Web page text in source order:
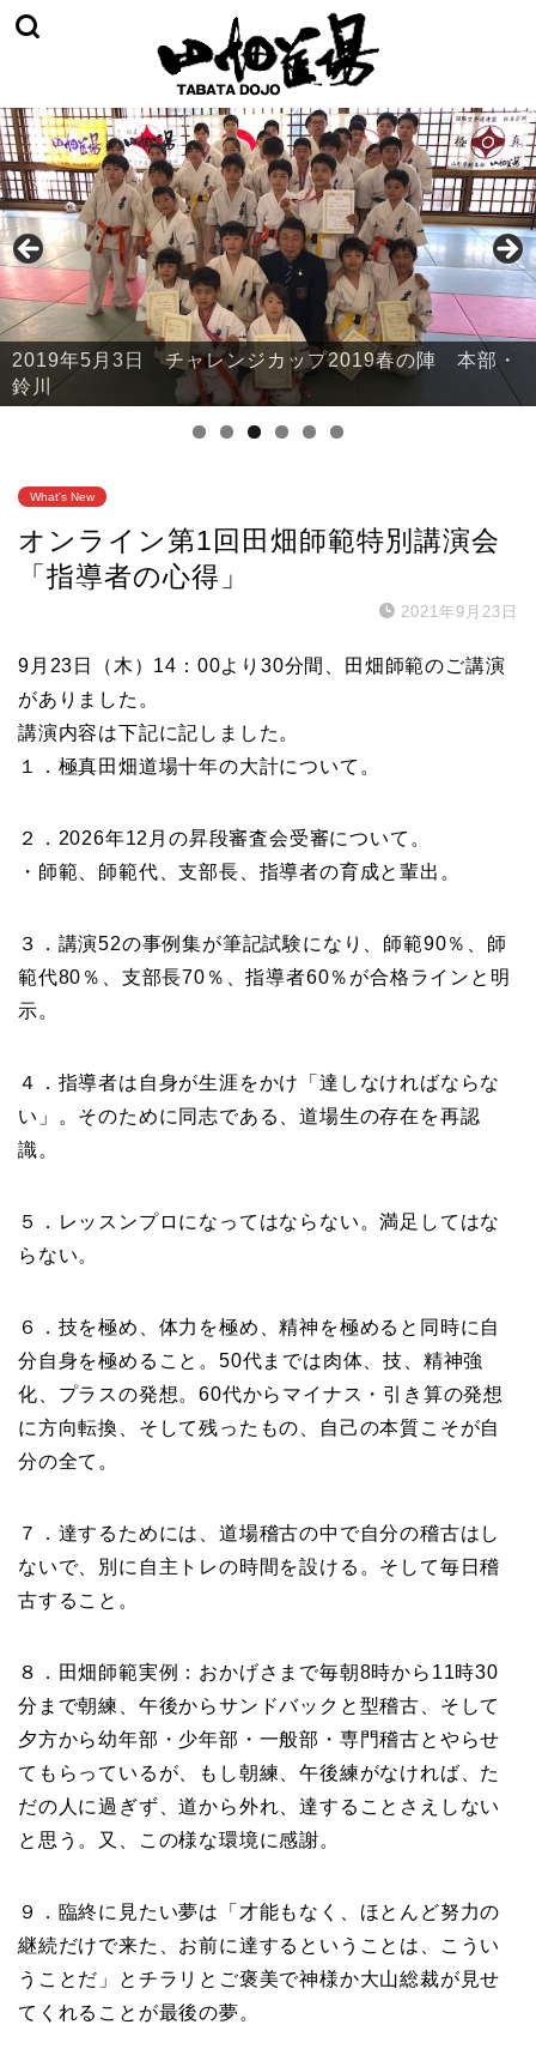
2019年5月3日 チャレンジカップ2019春の陣 本部・
鈴川
What's New
オンライン第1回田畑師範特別講演会
「指導者の心得」
2021年9月23日
9月23日（木）14：00より30分間、田畑師範のご講演
がありました。
講演内容は下記に記しました。
１．極真田畑道場十年の大計について。
２．2026年12月の昇段審査会受審について。
・師範、師範代、支部長、指導者の育成と輩出。
３．講演52の事例集が筆記試験になり、師範90％、師
範代80％、支部長70％、指導者60％が合格ラインと明
示。
４．指導者は自身が生涯をかけ「達しなければならな
い」。そのために同志である、道場生の存在を再認
識。
５．レッスンプロになってはならない。満足してはな
らない。
６．技を極め、体力を極め、精神を極めると同時に自
分自身を極めること。50代までは肉体、技、精神強
化、プラスの発想。60代からマイナス・引き算の発想
に方向転換、そして残ったもの、自己の本質こそが自
分の全て。
７．達するためには、道場稽古の中で自分の稽古はし
ないで、別に自主トレの時間を設ける。そして毎日稽
古すること。
８．田畑師範実例：おかげさまで毎朝8時から11時30
分まで朝練、午後からサンドバックと型稽古、そして
夕方から幼年部・少年部・一般部・専門稽古とやらせ
てもらっているが、もし朝練、午後練がなければ、た
だの人に過ぎず、道から外れ、達することさえしない
と思う。又、この様な環境に感謝。
９．臨終に見たい夢は「才能もなく、ほとんど努力の
継続だけで来た、お前に達するということは、こうい
うことだ」とチラリとご褒美で神様か大山総裁が見せ
てくれることが最後の夢。